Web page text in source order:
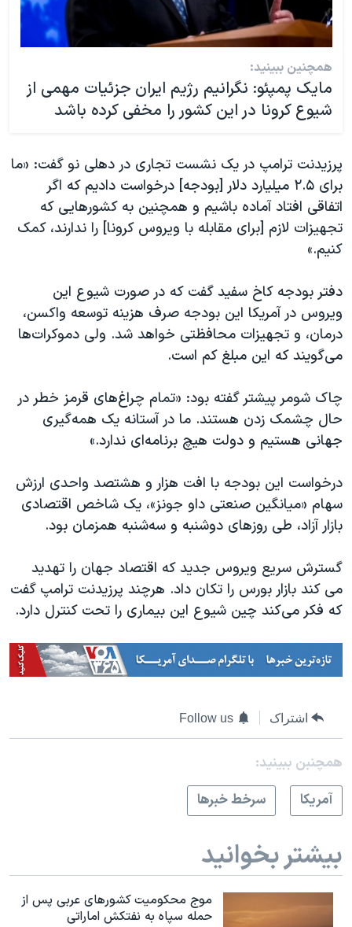
همچنین ببینید:
مایک پمپئو: نگرانیم رژیم ایران جزئیات مهمی از
شیوع کرونا در این کشور را مخفی کرده باشد
پرزیدنت ترامپ در یک نشست تجاری در دهلی نو گفت: «ما
برای ۲.۵ میلیارد دلار [بودجه] درخواست دادیم که اگر
اتفاقی افتاد آماده باشیم و همچنین به کشورهایی که
تجهیزات لازم [برای مقابله با ویروس کرونا] را ندارند، کمک
کنیم.»
دفتر بودجه کاخ سفید گفت که در صورت شیوع این
ویروس در آمریکا این بودجه صرف هزینه توسعه واکسن،
درمان، و تجهیزات محافظتی خواهد شد. ولی دموکرات‌ها
می‌گویند که این مبلغ کم است.
چاک شومر پیشتر گفته بود: «تمام چراغ‌های قرمز خطر در
حال چشمک زدن هستند. ما در آستانه یک همه‌گیری
جهانی هستیم و دولت هیچ برنامه‌ای ندارد.»
درخواست این بودجه با افت هزار و هشتصد واحدی ارزش
سهام «میانگین صنعتی داو جونز»، یک شاخص اقتصادی
بازار آزاد، طی روزهای دوشنبه و سه‌شنبه همزمان بود.
گسترش سریع ویروس جدید که اقتصاد جهان را تهدید
می کند بازار بورس را تکان داد. هرچند پرزیدنت ترامپ گفت
که فکر می‌کند چین شیوع این بیماری را تحت کنترل دارد.
اشتراک Follow us
همچنبن ببینید:
آمريکا
سرخط خبرها
بیشتر بخوانید
موج محکومیت کشورهای عربی پس از
حمله سپاه به نفتکش اماراتی